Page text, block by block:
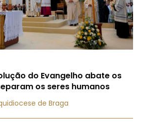
do Evangelho abate os
os seres humanos
de Braga